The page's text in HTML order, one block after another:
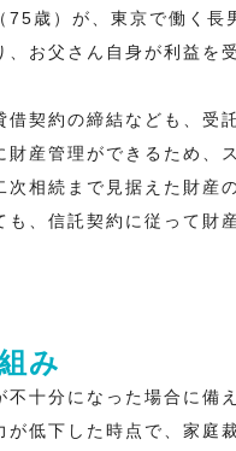
歳）が、東京で働く
お父さん自身が利益を
借契約の締結なども、受
財産管理ができるため、
次相続まで見据えた財産
も、信託契約に従って財
み
十分になった場合に
低下した時点で、家庭